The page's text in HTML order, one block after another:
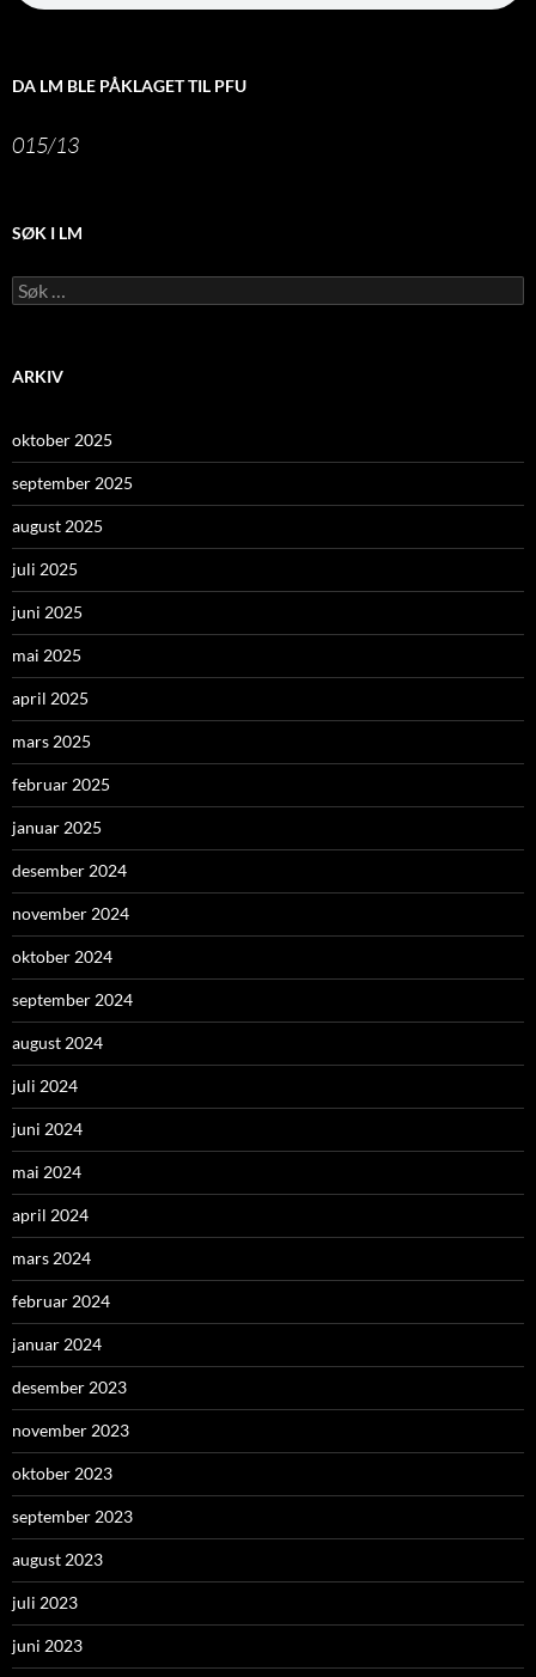
DA LM BLE PÅKLAGET TIL PFU
015/13
SØK I LM
Leit
etter:
ARKIV
oktober 2025
september 2025
august 2025
juli 2025
juni 2025
mai 2025
april 2025
mars 2025
februar 2025
januar 2025
desember 2024
november 2024
oktober 2024
september 2024
august 2024
juli 2024
juni 2024
mai 2024
april 2024
mars 2024
februar 2024
januar 2024
desember 2023
november 2023
oktober 2023
september 2023
august 2023
juli 2023
juni 2023